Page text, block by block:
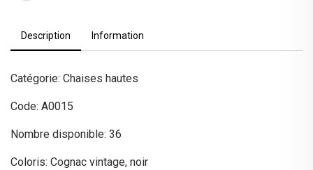
Description Information
Catégorie: Chaises hautes
Code: A0015
Nombre disponible: 36
Coloris: Cognac vintage, noir